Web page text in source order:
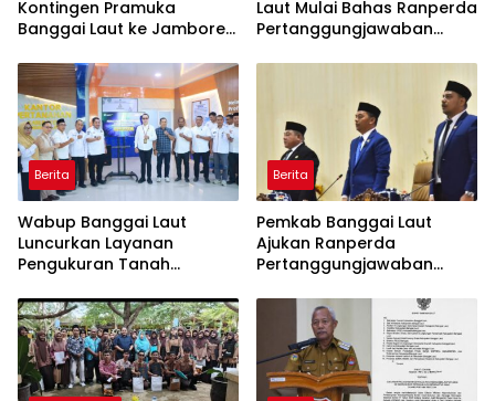
Kontingen Pramuka
Banggai Laut ke Jambore
Jaga Nama Daerah
Laut Mulai Bahas Ranperda
Pertanggungjawaban
Berita
Wabup Banggai Laut
Luncurkan Layanan
Pengukuran Tanah
Akses dan Tingkatkan
Kepastian Hukum
Berita
Pemkab Banggai Laut
Ajukan Ranperda
Pertanggungjawaban
Pendapatan Tembus 97,02